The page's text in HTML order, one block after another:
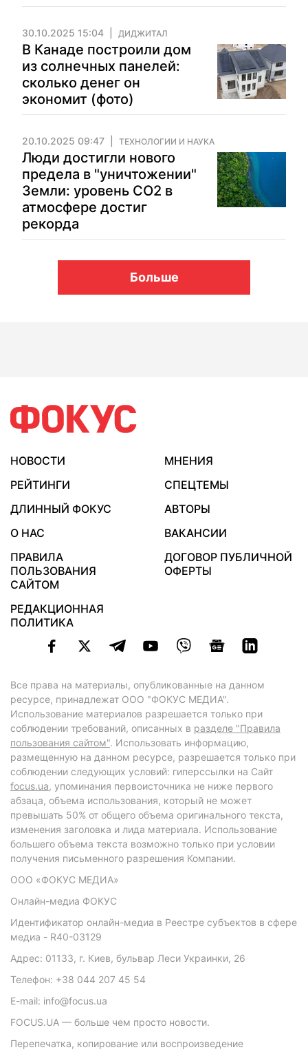
30.10.2025 15:04 ДИДЖИТАЛ
В Канаде построили дом
из солнечных панелей:
сколько денег он
экономит (фото)
20.10.2025 09:47 ТЕХНОЛОГИИ И НАУКА
Люди достигли нового
предела в "уничтожении"
Земли: уровень CO2 в
атмосфере достиг
рекорда
Больше
НОВОСТИ
МНЕНИЯ
РЕЙТИНГИ
СПЕЦТЕМЫ
ДЛИННЫЙ ФОКУС
АВТОРЫ
О НАС
ВАКАНСИИ
ПРАВИЛА
ПОЛЬЗОВАНИЯ
САЙТОМ
ДОГОВОР ПУБЛИЧНОЙ
ОФЕРТЫ
РЕДАКЦИОННАЯ
ПОЛИТИКА
Все права на материалы, опубликованные на данном
ресурсе, принадлежат ООО "ФОКУС МЕДИА".
Использование материалов разрешается только при
соблюдении требований, описанных в разделе "Правила
пользования сайтом". Использовать информацию,
размещенную на данном ресурсе, разрешается только при
соблюдении следующих условий: гиперссылки на Сайт
focus.ua, упоминания первоисточника не ниже первого
абзаца, объема использования, который не может
превышать 50% от общего объема оригинального текста,
изменения заголовка и лида материала. Использование
большего объема текста возможно только при условии
получения письменного разрешения Компании.
ООО «ФОКУС МЕДИА»
Онлайн-медиа ФОКУС
Идентификатор онлайн-медиа в Реестре субъектов в сфере
медиа - R40-03129
Адрес: 01133, г. Киев, бульвар Леси Украинки, 26
Телефон: +38 044 207 45 54
E-mail: info@focus.ua
FOCUS.UA — больше чем просто новости.
Перепечатка, копирование или воспроизведение